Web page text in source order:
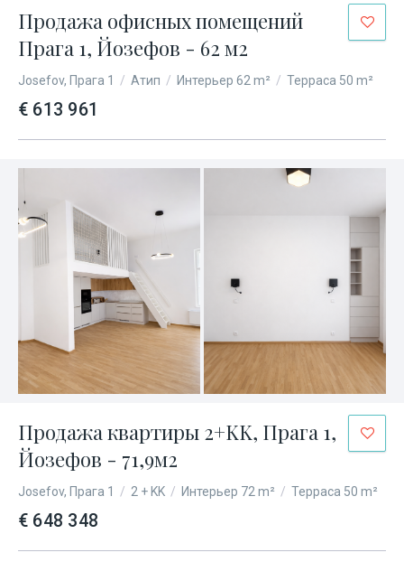
Продажа офисных помещений
Прага 1, Йозефов - 62 м2
Josefov, Прага 1 / Атип / Интерьер 62 m² / Терраса 50 m²
€ 613 961
Продажа квартиры 2+KK, Прага 1,
Йозефов - 71,9м2
Josefov, Прага 1 / 2 + KK / Интерьер 72 m² / Терраса 50 m²
€ 648 348